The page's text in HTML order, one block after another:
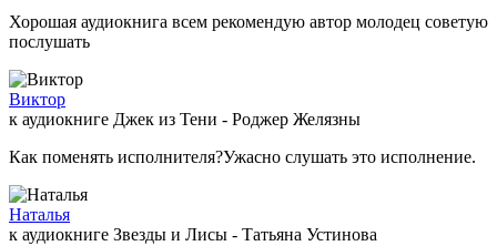
Хорошая аудиокнига всем рекомендую автор молодец советую
послушать
Виктор
к аудиокниге Джек из Тени - Роджер Желязны
Как поменять исполнителя?Ужасно слушать это исполнение.
Наталья
к аудиокниге Звезды и Лисы - Татьяна Устинова